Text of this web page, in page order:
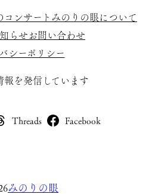
コンサート みのりの眼について
らせ お問い合わせ
シーポリシー
報を発信しています
Threads Facebook
みのりの眼